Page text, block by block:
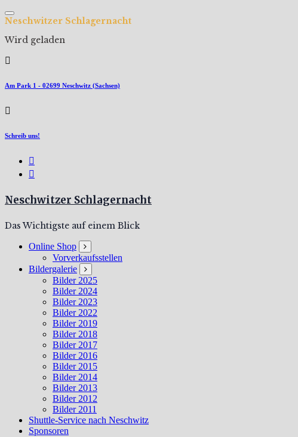
Zum
Inhalt
Neschwitzer Schlagernacht
Wird geladen
Am Park 1 - 02699 Neschwitz (Sachsen)
Schreib uns!
Neschwitzer Schlagernacht
Das Wichtigste auf einem Blick
Online Shop
Vorverkaufsstellen
Bildergalerie
Bilder 2025
Bilder 2024
Bilder 2023
Bilder 2022
Bilder 2019
Bilder 2018
Bilder 2017
Bilder 2016
Bilder 2015
Bilder 2014
Bilder 2013
Bilder 2012
Bilder 2011
Shuttle-Service nach Neschwitz
Sponsoren